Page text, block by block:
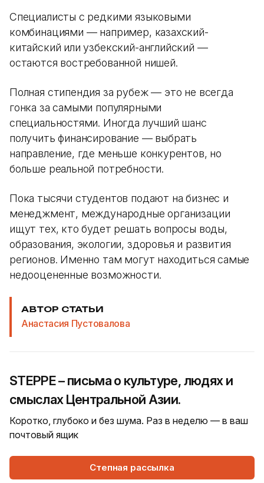
Специалисты с редкими языковыми
комбинациями — например, казахский-
китайский или узбекский-английский —
остаются востребованной нишей.
Полная стипендия за рубеж — это не всегда
гонка за самыми популярными
специальностями. Иногда лучший шанс
получить финансирование — выбрать
направление, где меньше конкурентов, но
больше реальной потребности.
Пока тысячи студентов подают на бизнес и
менеджмент, международные организации
ищут тех, кто будет решать вопросы воды,
образования, экологии, здоровья и развития
регионов. Именно там могут находиться самые
недооцененные возможности.
АВТОР СТАТЬИ
Анастасия Пустовалова
STEPPE – письма о культуре, людях и
смыслах Центральной Азии.
Коротко, глубоко и без шума. Раз в неделю — в ваш
почтовый ящик
Степная рассылка